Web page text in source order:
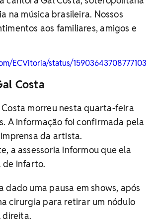
na música brasileira. Nossos
aos familiares, amigos e
ECVitoria/status/1590364370877710337
Costa
morreu nesta quarta-feira
A informação foi confirmada pela
da artista.
a assessoria informou que ela
de infarto.
dado uma pausa em shows, após
cirurgia para retirar um nódulo
direita.